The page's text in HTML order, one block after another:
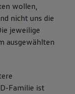
wollen,
nicht uns die
jeweilige
ausgewählten
Familie ist